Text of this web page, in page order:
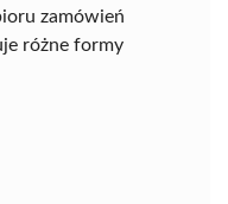
zamówień
różne formy